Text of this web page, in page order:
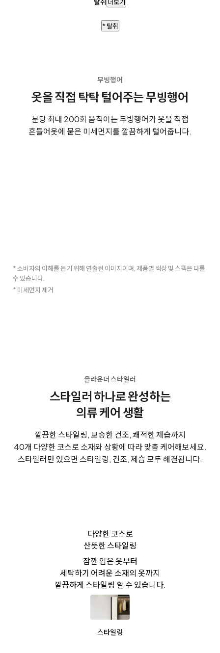
더보기
* 탈취
무빙행어
옷을 직접 탁탁 털어주는 무빙행어
분당 최대 200회 움직이는 무빙행어가 옷을 직접
흔들어옷에 묻은 미세먼지를 깔끔하게 털어줍니다.
* 소비자의 이해를 돕기 위해 연출된 이미지이며, 제품별 색상 및 스펙은 다를
수 있습니다.
* 미세먼지 제거
올라운더 스타일러
스타일러 하나로 완성하는
의류 케어 생활
깔끔한 스타일링, 보송한 건조, 쾌적한 제습까지
40개 다양한 코스로 소재와 상황에 따라 맞춤 케어해보세요.
스타일러만 있으면 스타일링, 건조, 제습 모두 해결됩니다.
다양한 코스로
산뜻한 스타일링
잠깐 입은 옷부터
세탁하기 어려운 소재의 옷까지
깔끔하게 스타일링 할 수 있습니다.
스타일링